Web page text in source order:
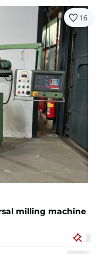
16
milling machine